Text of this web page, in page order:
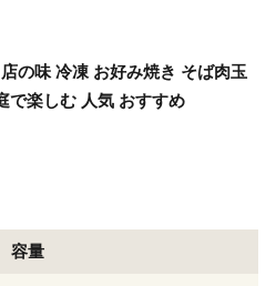
の味 冷凍 お好み焼き そば肉玉
で楽しむ 人気 おすすめ
容量